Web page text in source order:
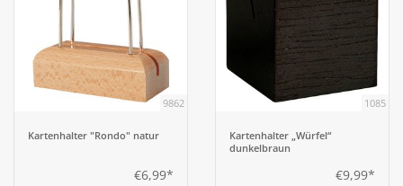
9862
Kartenhalter "Rondo" natur
€6,99*
1085
Kartenhalter „Würfel“
dunkelbraun
€9,99*